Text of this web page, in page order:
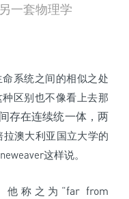
一套物理学
系统之间的相似之处
区别也不像看上去那
存在连续统一体，两
拉澳大利亚国立大学的
这样说。
他称之为“far from